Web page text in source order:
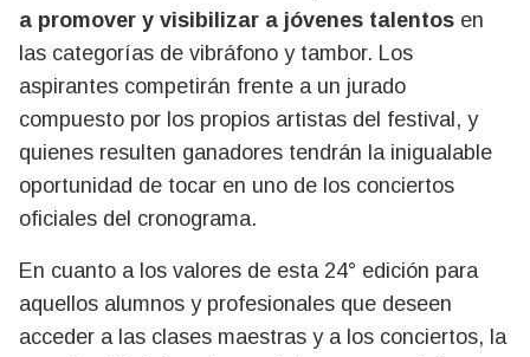
a promover y visibilizar a jóvenes talentos en
las categorías de vibráfono y tambor. Los
aspirantes competirán frente a un jurado
compuesto por los propios artistas del festival, y
quienes resulten ganadores tendrán la inigualable
oportunidad de tocar en uno de los conciertos
oficiales del cronograma.
En cuanto a los valores de esta 24° edición para
aquellos alumnos y profesionales que deseen
acceder a las clases maestras y a los conciertos, la